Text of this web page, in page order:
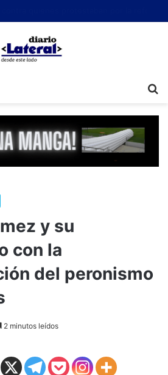
y su
con la
del peronismo
2 minutos leídos